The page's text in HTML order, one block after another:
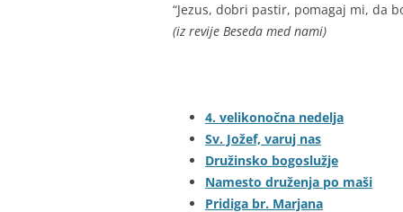
MOŽJE SVETEGA JOŽEFA
“Jezus, dobri pastir, pomagaj
(iz revije Beseda med nami)
4. velikonočna nedelja
Sv. Jožef, varuj nas
Družinsko bogoslužje
Namesto druženja po maši
Pridiga br. Marjana